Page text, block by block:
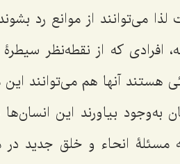
می‌توانند از موانع رد
افرادی که از نقطه‌نظر
هستند آنها هم می‌توانند
به‌وجود بیاورند این
مسئلۀ انحاء و خلق جدید